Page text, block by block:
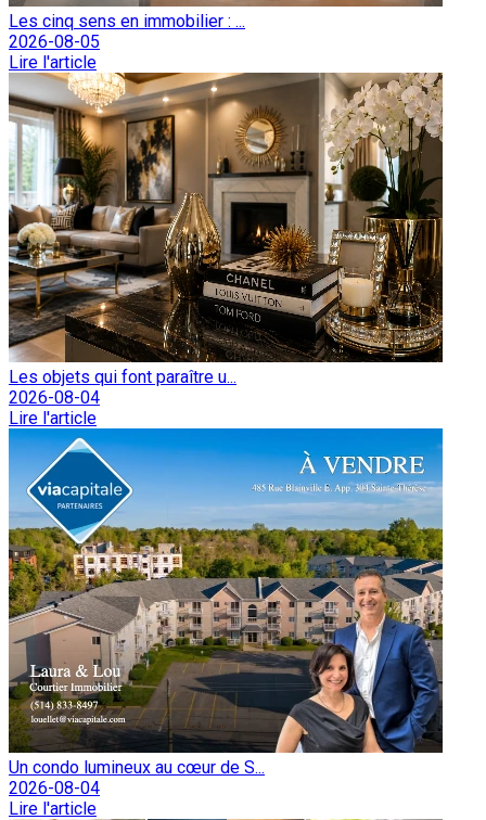
Les cinq sens en immobilier : ...
2026-08-05
Lire l'article
Les objets qui font paraître u...
2026-08-04
Lire l'article
Un condo lumineux au cœur de S...
2026-08-04
Lire l'article